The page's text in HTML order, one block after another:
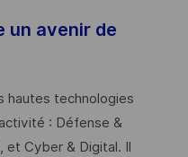
un avenir de
hautes technologies
: Défense &
Cyber & Digital. Il